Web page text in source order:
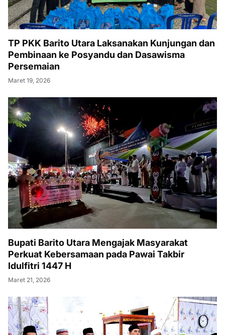
TP PKK Barito Utara Laksanakan Kunjungan dan
Pembinaan ke Posyandu dan Dasawisma
Persemaian
Maret 19, 2026
Bupati Barito Utara Mengajak Masyarakat
Perkuat Kebersamaan pada Pawai Takbir
Idulfitri 1447 H
Maret 21, 2026